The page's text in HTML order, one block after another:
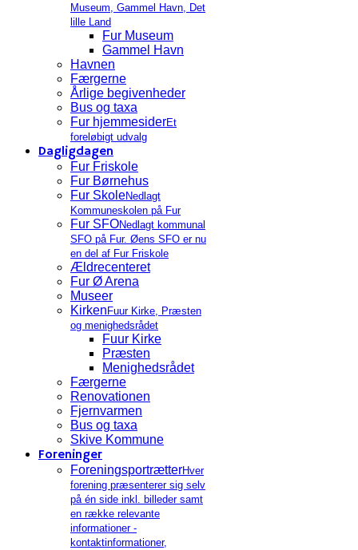
Museum, Gammel Havn, Det
lille Land
Fur Museum
Gammel Havn
Havnen
Færgerne
Årlige begivenheder
Bus og taxa
Fur hjemmesiderEt
foreløbigt udvalg
Dagligdagen
Fur Friskole
Fur Børnehus
Fur SkoleNedlagt
Kommuneskolen på Fur
Fur SFONedlagt kommunal
SFO på Fur. Øens SFO er nu
en del af Fur Friskole
Ældrecenteret
Fur Ø Arena
Museer
Kirken Fuur Kirke, Præsten
og menighedsrådet
Fuur Kirke
Præsten
Menighedsrådet
Færgerne
Renovationen
Fjernvarmen
Bus og taxa
Skive Kommune
Foreninger
ForeningsportrætterHver
forening præsenterer sig selv
på én side inkl. billeder samt
en række relevante
informationer -
kontaktinformationer,